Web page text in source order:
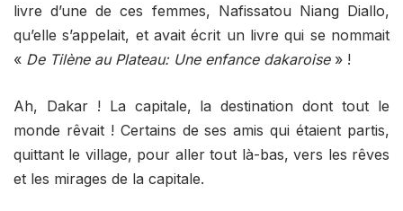
livre d’une de ces femmes, Nafissatou Niang Diallo,
qu’elle s’appelait, et avait écrit un livre qui se nommait
« De Tilène au Plateau: Une enfance dakaroise» !
Ah, Dakar ! La capitale, la destination dont tout le
monde rêvait ! Certains de ses amis qui étaient partis,
quittant le village, pour aller tout là-bas, vers les rêves
et les mirages de la capitale.